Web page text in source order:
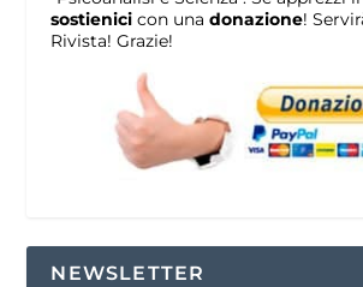
sostienici con unadonazione!
Rivista! Grazie!
NEWSLETTER